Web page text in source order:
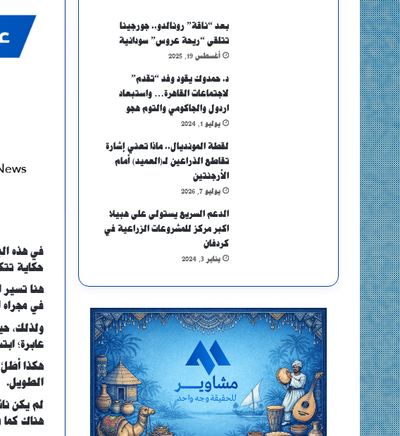
في هذه
حكاية
هنا تسير
في مجراه
ولذلك،
عابرة؛
هكذا أطَلَّ
الطويل.
لم يكن
هناك كما
بعد “ناقة” رونالدو.. جورجينا
تتلقى “ريحة عروس” سودانية
أغسطس 19, 2025
د. حمدوك يقود وفد “تقدم”
لاجتماعات القاهرة… واستبعاد
اردول والجاكومي والتوم هجو
يوليو 1, 2024
لقطة المونديال.. ماذا تعني إشارة
تقاطع الذراعين لـ(العميد) أمام
الأرجنتين
يوليو 7, 2026
الدعم السريع يستولى على هبيلا
اكبر مركز للمشروعات الزراعية في
كردفان
يناير 3, 2024